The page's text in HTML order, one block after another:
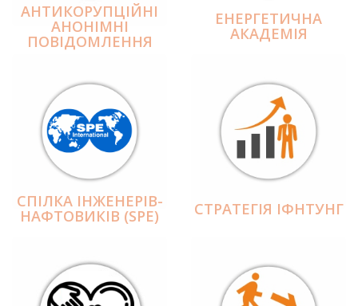
АНТИКОРУПЦІЙНІ
АНОНІМНІ
ПОВІДОМЛЕННЯ
ЕНЕРГЕТИЧНА
АКАДЕМІЯ
СПІЛКА ІНЖЕНЕРІВ-
НАФТОВИКІВ (SPE) СТРАТЕГІЯ ІФНТУНГ